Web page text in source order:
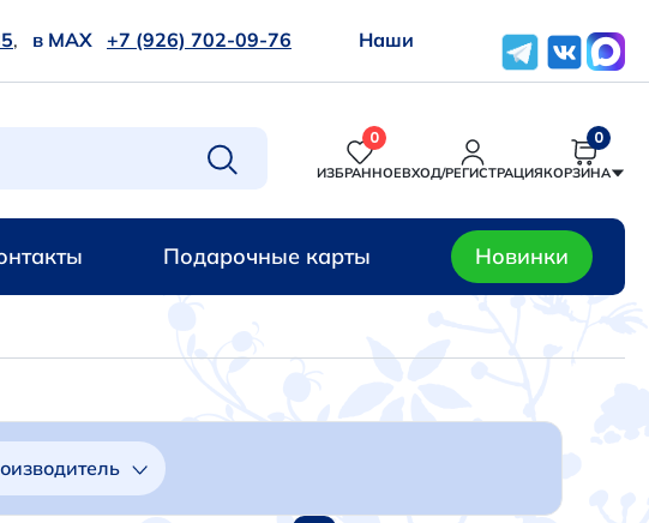
, в MAX +7 (926) 702-09-76
Наши
0
ИЗБРАННОЕВХОД/РЕГИСТРАЦИЯ
0
КОРЗИНА
Подарочные карты Новинки